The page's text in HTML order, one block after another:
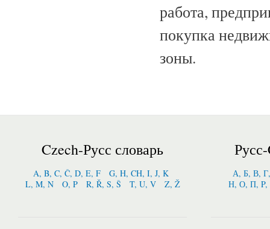
работа,
покупка
зоны.
Czech-Русс словарь
A, B, C, Č, D, E, F
G, H, CH, I, J, K
L, M, N
O, P R, Ř, S, Š T, U, V Z, Ž
А, Б, В,
Н, О, П,